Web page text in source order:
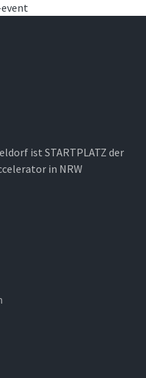
ist STARTPLATZ der
in NRW